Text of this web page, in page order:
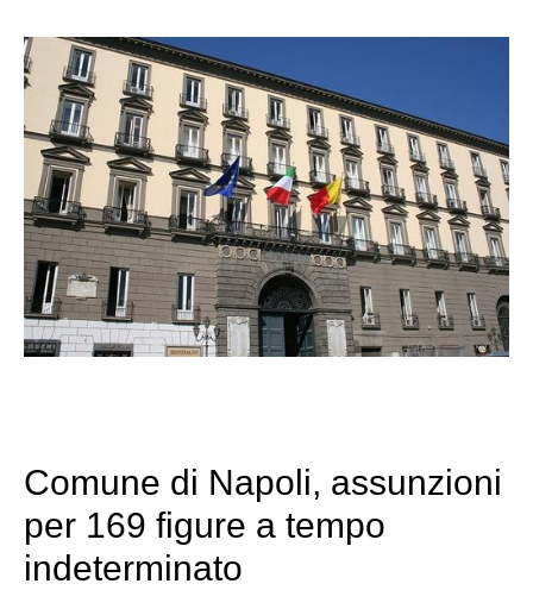
Comune di Napoli, assunzioni
per 169 figure a tempo
indeterminato